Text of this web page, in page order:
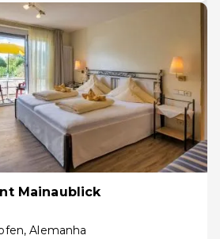
Mainaublick
, Alemanha